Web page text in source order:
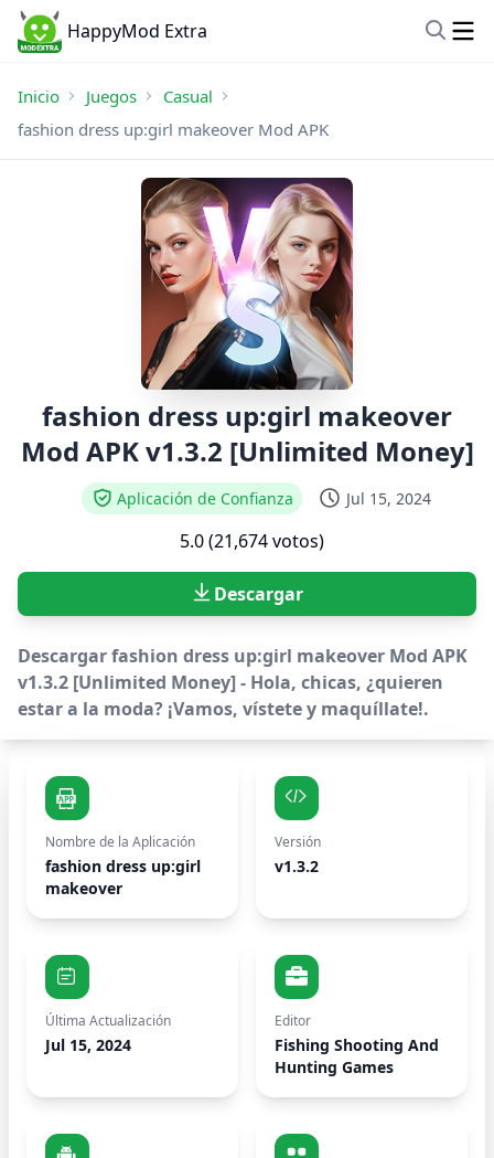
HappyMod Extra
Inicio Juegos
Casual
fashion dress up:girl makeover Mod APK
fashion dress up:girl makeover
Mod APK v1.3.2 [Unlimited Money]
Aplicación de Confianza Jul 15, 2024
5.0 (21,674 votos)
Descargar
Descargar fashion dress up:girl makeover Mod APK
v1.3.2 [Unlimited Money] - Hola, chicas, ¿quieren
estar a la moda? ¡Vamos, vístete y maquíllate!.
Nombre de la Aplicación
fashion dress up:girl
makeover
Versión
v1.3.2
Última Actualización
Jul 15, 2024
Editor
Fishing Shooting And
Hunting Games